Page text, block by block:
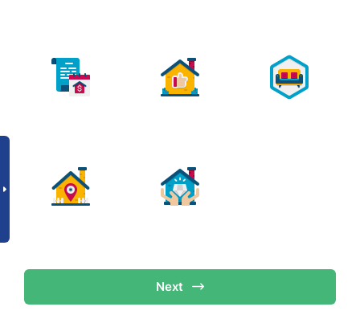
Next